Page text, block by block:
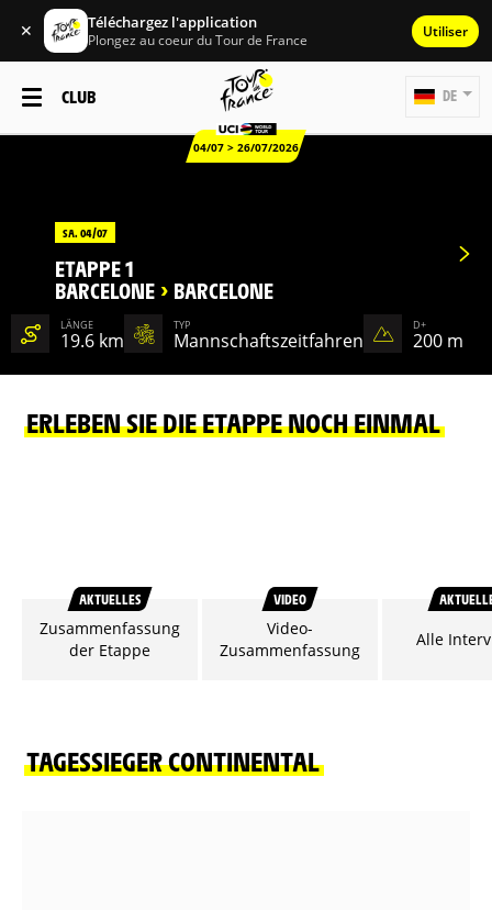
✕ Téléchargez l'application
Plongez au coeur du Tour de France Utiliser
CLUB
04/07 > 26/07/2026
DE
SA. 04/07
ETAPPE 1
BARCELONE > BARCELONE
LÄNGE
19.6 km
TYP
Mannschaftszeitfahren
D+
200 m
ERLEBEN SIE DIE ETAPPE NOCH EINMAL
AKTUELLES
Zusammenfassung
der Etappe
VIDEO
Video-
Zusammenfassung
Alle
TAGESSIEGER CONTINENTAL